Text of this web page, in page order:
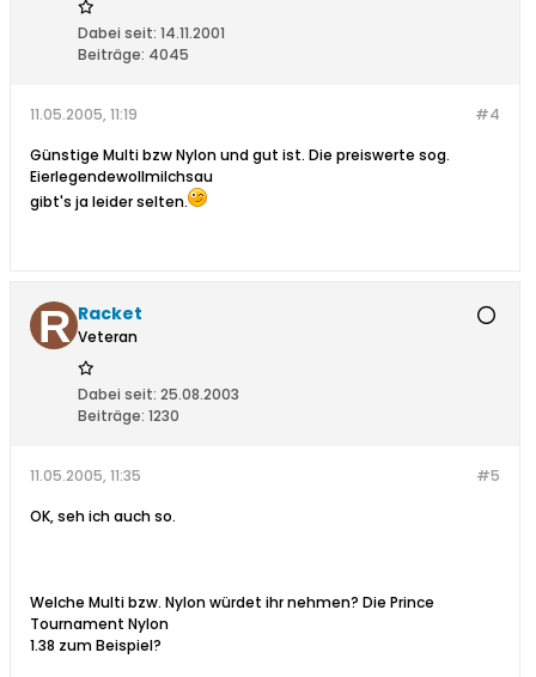
Dabei seit: 14.11.2001
Beiträge: 4045
#4
11.05.2005, 11:19
Günstige Multi bzw Nylon und gut ist. Die preiswerte sog.
Eierlegendewollmilchsau
gibt's ja leider selten.
Racket
Veteran
Dabei seit: 25.08.2003
Beiträge: 1230
#5
11.05.2005, 11:35
OK, seh ich auch so.
Welche Multi bzw. Nylon würdet ihr nehmen? Die Prince
Tournament Nylon
1.38 zum Beispiel?